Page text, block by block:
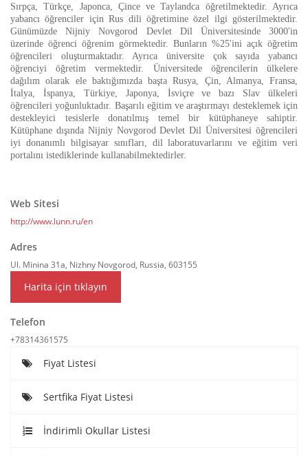
Sırpça, Türkçe, Japonca, Çince ve Taylandca öğretilmektedir. Ayrıca
yabancı öğrenciler için Rus dili öğretimine özel ilgi gösterilmektedir.
Günümüzde Nijniy Novgorod Devlet Dil Üniversitesinde 3000'in
üzerinde öğrenci öğrenim görmektedir. Bunların %25'ini açık öğretim
öğrencileri oluşturmaktadır. Ayrıca üniversite çok sayıda yabancı
öğrenciyi öğretim vermektedir. Üniversitede öğrencilerin ülkelere
dağılım olarak ele baktığımızda başta Rusya, Çin, Almanya, Fransa,
İtalya, İspanya, Türkiye, Japonya, İsviçre ve bazı Slav ülkeleri
öğrencileri yoğunluktadır. Başarılı eğitim ve araştırmayı desteklemek için
destekleyici tesislerle donatılmış temel bir kütüphaneye sahiptir.
Kütüphane dışında Nijniy Novgorod Devlet Dil Üniversitesi öğrencileri
iyi donanımlı bilgisayar sınıfları, dil laboratuvarlarını ve eğitim veri
portalını istediklerinde kullanabilmektedirler.
Web Sitesi
http://www.lunn.ru/en
Adres
Ul. Minina 31a, Nizhny Novgorod, Russia, 603155
Harita için tıklayın
Telefon
+78314361575
Fiyat Listesi
Sertfika Fiyat Listesi
İndirimli Okullar Listesi